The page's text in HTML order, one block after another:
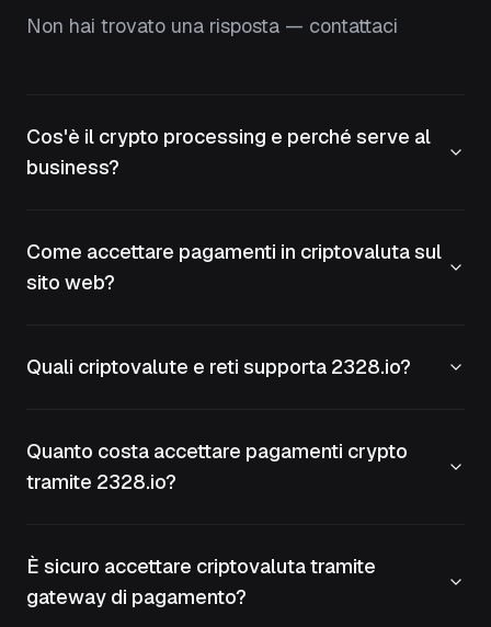
Non hai trovato una risposta — contattaci
Cos'è il crypto processing e perché serve al
business?
Come accettare pagamenti in criptovaluta sul
sito web?
Quali criptovalute e reti supporta 2328.io?
Quanto costa accettare pagamenti crypto
tramite 2328.io?
È sicuro accettare criptovaluta tramite
gateway di pagamento?